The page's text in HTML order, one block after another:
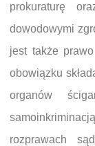
prokuraturę
dowodowymi
jest także
obowiązku
organów
rozprawach